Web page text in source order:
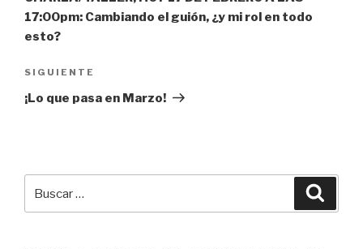
17:00pm: Cambiando el guión, ¿y mi rol en todo
esto?
Siguiente
entrada
SIGUIENTE
¡Lo que pasa en Marzo!
por: